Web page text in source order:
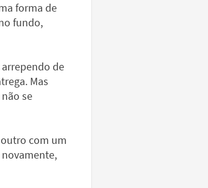
forma de
fundo,
de
Mas
se
com um